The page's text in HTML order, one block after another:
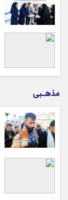
مذهـبی